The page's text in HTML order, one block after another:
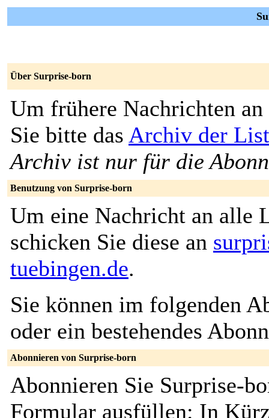
Über Surprise-born
Um frühere Nachrichten an
Sie bitte das Archiv der
Archiv ist nur für die
Benutzung von Surprise-born
Um eine Nachricht an alle
schicken Sie diese an
tuebingen.de.
Sie können im folgenden
oder ein bestehendes
Abonnieren von Surprise-born
Abonnieren Sie Surprise-
Formular ausfüllen: In